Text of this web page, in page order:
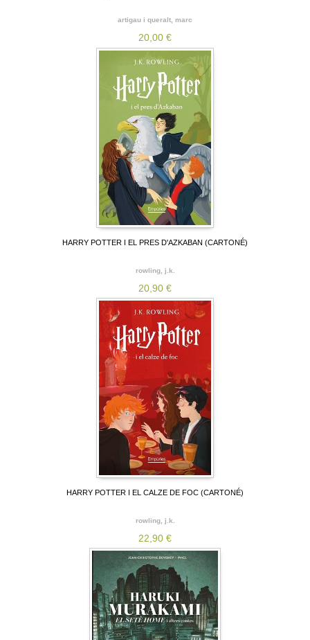
artigau i queralt, marc
20,00 €
HARRY POTTER I EL PRES D'AZKABAN (CARTONÉ)
rowling, j.k.
20,90 €
HARRY POTTER I EL CALZE DE FOC (CARTONÉ)
rowling, j.k.
22,90 €